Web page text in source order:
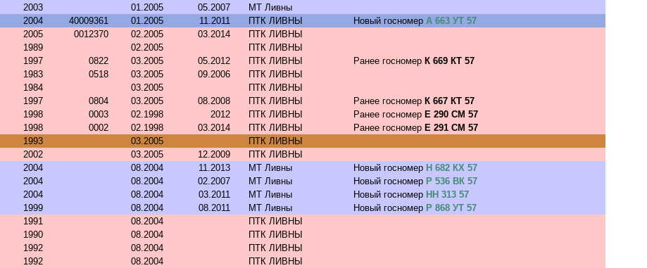
2003 01.2005 05.2007
МТ Ливны
2004 40009361 01.2005 11.2011 ПТК ЛИВНЫ Новый госномер А 663 УТ 57
2005 0012370 02.2005 03.2014
ПТК ЛИВНЫ
1989 02.2005
ПТК ЛИВНЫ
1997 0822 03.2005 05.2012 ПТК ЛИВНЫ Ранее госномер К 669 КТ 57
1983 0518 03.2005 09.2006
ПТК ЛИВНЫ
1984 03.2005
ПТК ЛИВНЫ
1997 0804 03.2005 08.2008 ПТК ЛИВНЫ Ранее госномер К 667 КТ 57
1998 0003 02.1998 2012 ПТК ЛИВНЫ Ранее госномер Е 290 СМ 57
1998 0002 02.1998 03.2014 ПТК ЛИВНЫ Ранее госномер Е 291 СМ 57
1993 03.2005
ПТК ЛИВНЫ
2002 03.2005 12.2009
ПТК ЛИВНЫ
2004 08.2004 11.2013 МТ Ливны Новый госномер Н 682 КХ 57
2004 08.2004 02.2007 МТ Ливны Новый госномер Р 536 ВК 57
2004 08.2004 03.2011 МТ Ливны Новый госномер НН 313 57
1999 08.2004 08.2011 МТ Ливны Новый госномер Р 868 УТ 57
1991 08.2004
ПТК ЛИВНЫ
1990 08.2004
ПТК ЛИВНЫ
1992 08.2004
ПТК ЛИВНЫ
1992 08.2004
ПТК ЛИВНЫ